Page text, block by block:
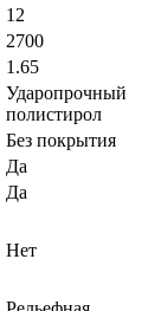
12
2700
1.65
Ударопрочный
полистирол
Без покрытия
Да
Да
Нет